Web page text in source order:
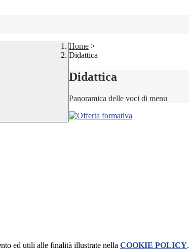
Home >
Didattica
Didattica
Panoramica delle voci di menu
ed utili alle finalità illustrate nella COOKIE POLICY.